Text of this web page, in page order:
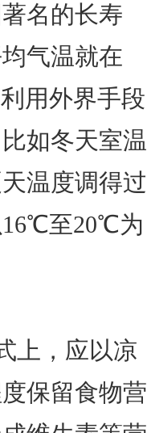
名的长寿
气温就在
用外界手段
如冬天室温
温度调得过
16℃至20℃为
上，应以凉
保留食物营